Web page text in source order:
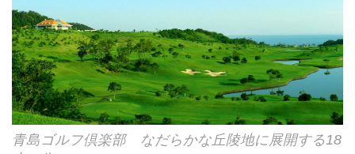
青島ゴルフ倶楽部 なだらかな丘陵地に展開する18